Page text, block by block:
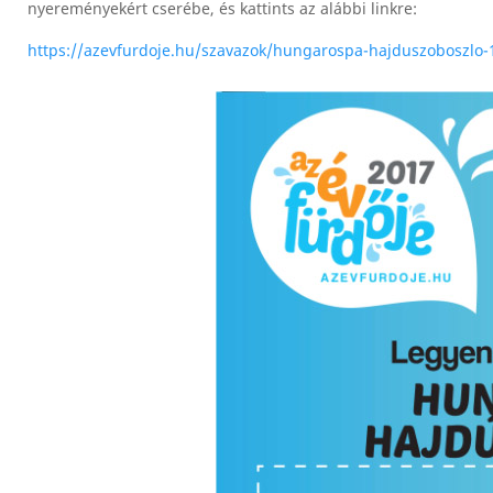
nyereményekért cserébe, és kattints az alábbi linkre:
https://azevfurdoje.hu/szavazok/hungarospa-hajduszoboszlo-